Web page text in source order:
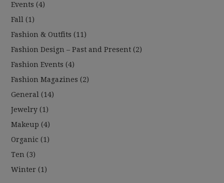
Events (4)
Fall (1)
Fashion & Outfits (11)
Fashion Design – Past and Present (2)
Fashion Events (4)
Fashion Magazines (2)
General (14)
Jewelry (1)
Makeup (4)
Organic (1)
Ten (3)
Winter (1)